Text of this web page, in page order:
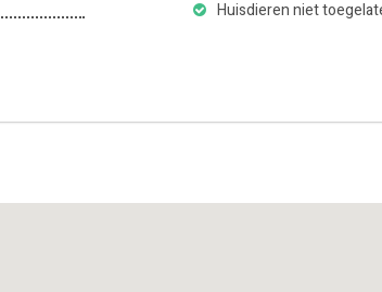
Huisdieren niet